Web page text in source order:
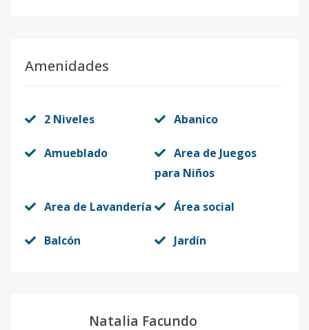
Amenidades
2 Niveles Abanico
Amueblado
Area de Juegos
para Niños
Area de Lavandería Área social
Balcón Jardín
Natalia Facundo